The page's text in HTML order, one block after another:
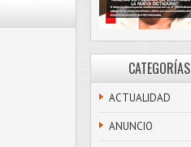
CATEGORÍAS
ACTUALIDAD
ANUNCIO